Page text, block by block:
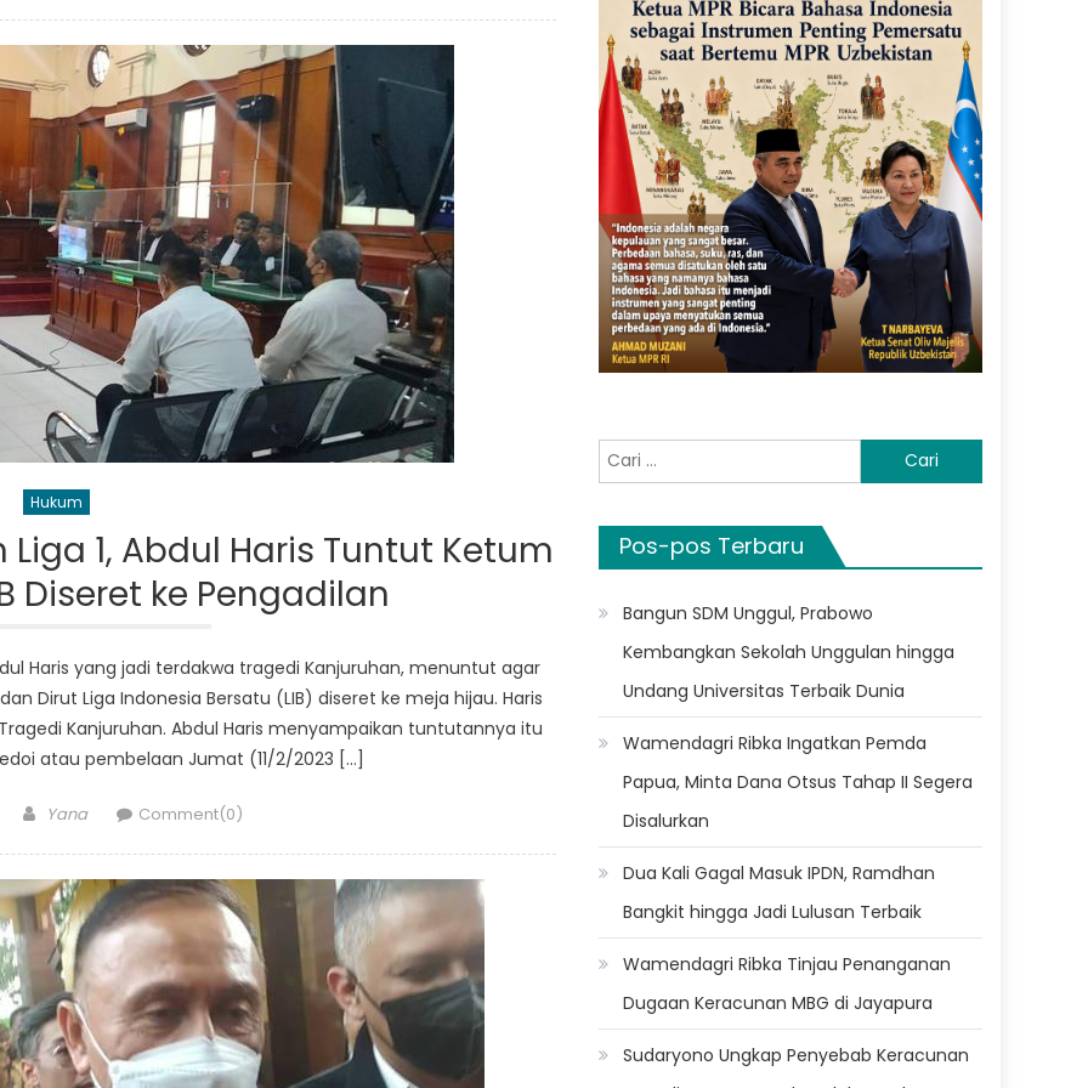
Hukum
1, Abdul Haris Tuntut Ketum
Diseret ke Pengadilan
Haris yang jadi terdakwa tragedi Kanjuruhan, menuntut agar
Dirut Liga Indonesia Bersatu (LIB) diseret ke meja hijau. Haris
Kanjuruhan. Abdul Haris menyampaikan tuntutannya itu
atau pembelaan Jumat (11/2/2023 […]
Author
Yana Comment(0)
Cari
untuk:
Pos-pos Terbaru
Bangun SDM Unggul, Prabowo
Kembangkan Sekolah Unggulan hingga
Undang Universitas Terbaik Dunia
Wamendagri Ribka Ingatkan Pemda
Papua, Minta Dana Otsus Tahap II Segera
Disalurkan
Dua Kali Gagal Masuk IPDN, Ramdhan
Bangkit hingga Jadi Lulusan Terbaik
Wamendagri Ribka Tinjau Penanganan
Dugaan Keracunan MBG di Jayapura
Sudaryono Ungkap Penyebab Keracunan